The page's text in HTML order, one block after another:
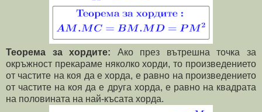
Теорема за хордите: Ако през вътрешна точка за
окръжност прекараме няколко хорди, то произведението
от частите на коя да е хорда, е равно на произведението
от частите на коя да е друга хорда, е равно на квадрата
на половината на най-късата хорда.